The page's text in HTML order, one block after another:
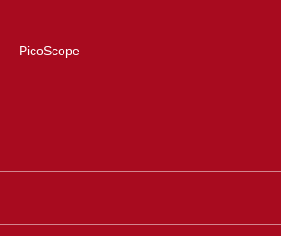
PicoScope